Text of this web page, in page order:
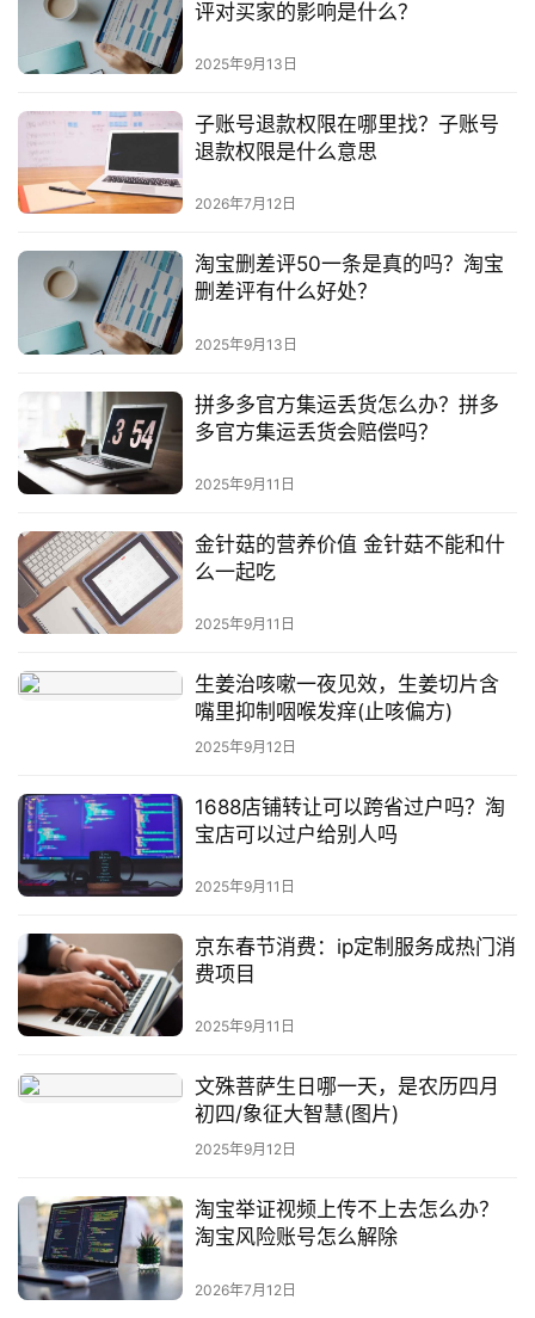
评对买家的影响是什么？
2025年9月13日
子账号退款权限在哪里找？子账号
退款权限是什么意思
2026年7月12日
淘宝删差评50一条是真的吗？淘宝
删差评有什么好处？
2025年9月13日
拼多多官方集运丢货怎么办？拼多
多官方集运丢货会赔偿吗？
2025年9月11日
金针菇的营养价值 金针菇不能和什
么一起吃
2025年9月11日
生姜治咳嗽一夜见效，生姜切片含
嘴里抑制咽喉发痒(止咳偏方)
2025年9月12日
1688店铺转让可以跨省过户吗？淘
宝店可以过户给别人吗
2025年9月11日
京东春节消费：ip定制服务成热门消
费项目
2025年9月11日
文殊菩萨生日哪一天，是农历四月
初四/象征大智慧(图片)
2025年9月12日
淘宝举证视频上传不上去怎么办？
淘宝风险账号怎么解除
2026年7月12日